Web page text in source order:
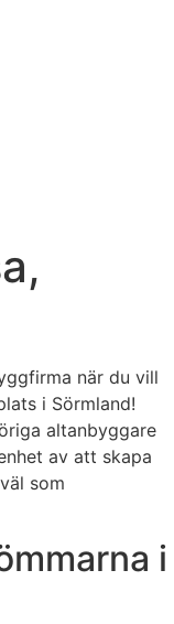
när du vill
i Sörmland!
altanbyggare
av att skapa
som
i